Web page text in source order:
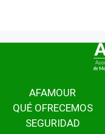
AFAMOUR
QUÉ OFRECEMOS
SEGURIDAD